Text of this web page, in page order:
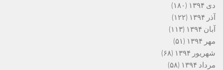
دی ۱۳۹۴
(۱۸۰)
آذر ۱۳۹۴
(۱۲۲)
آبان ۱۳۹۴
(۱۱۳)
مهر ۱۳۹۴
(۵۱)
شهریور ۱۳۹۴
(۶۸)
مرداد ۱۳۹۴
(۵۸)